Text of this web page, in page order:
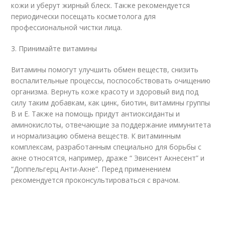
кожи и уберут жирный блеск. Также рекомендуется
периодически посещать косметолога для
профессиональной чистки лица.
3. Принимайте витамины
Витамины помогут улучшить обмен веществ, снизить
воспалительные процессы, поспособствовать очищению
организма. Вернуть коже красоту и здоровый вид под
силу таким добавкам, как цинк, биотин, витамины группы
В и E. Также на помощь придут антиоксиданты и
аминокислоты, отвечающие за поддержание иммунитета
и нормализацию обмена веществ. К витаминным
комплексам, разработанным специально для борьбы с
акне относятся, например, драже “ Эвисент Акнесент” и
“Доппельгерц Анти-Акне”. Перед применением
рекомендуется проконсультироваться с врачом.